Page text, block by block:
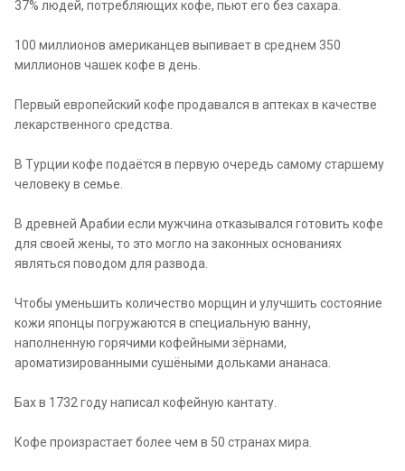
37% людей, потребляющих кофе, пьют его без сахара.
100 миллионов американцев выпивает в среднем 350
миллионов чашек кофе в день.
Первый европейский кофе продавался в аптеках в качестве
лекарственного средства.
В Турции кофе подаётся в первую очередь самому старшему
человеку в семье.
В древней Арабии если мужчина отказывался готовить кофе
для своей жены, то это могло на законных основаниях
являться поводом для развода.
Чтобы уменьшить количество морщин и улучшить состояние
кожи японцы погружаются в специальную ванну,
наполненную горячими кофейными зёрнами,
ароматизированными сушёными дольками ананаса.
Бах в 1732 году написал кофейную кантату.
Кофе произрастает более чем в 50 странах мира.